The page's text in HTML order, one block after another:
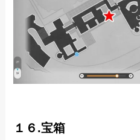
１６.宝箱